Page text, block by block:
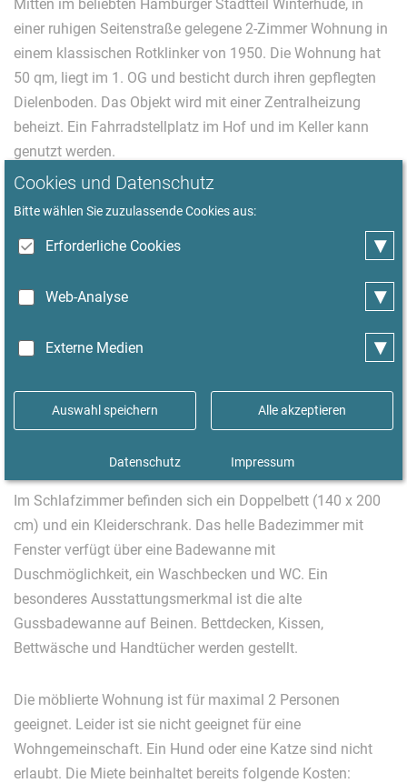
Mitten im beliebten Hamburger Stadtteil Winterhude, in
einer ruhigen Seitenstraße gelegene 2-Zimmer Wohnung in
einem klassischen Rotklinker von 1950. Die Wohnung hat
50 qm, liegt im 1. OG und besticht durch ihren gepflegten
Dielenboden. Das Objekt wird mit einer Zentralheizung
beheizt. Ein Fahrradstellplatz im Hof und im Keller kann
genutzt werden.
Das Wohnzimmer ist gemütlich eingerichtet mit einem
grauem 3-Sitzer Sofa mit Schlaffunktion, einem kleinen
Schreibtisch und einem 55# Smart-TV mit Kabel-
worden, erstrahlt nun im modernen, anthraziten Look und
Gefrierkombination, Geschirrspüler sowie vielen
Toaster. Ein Esstisch mit vier Stühlen bietet Platz zum
Frühstücken und Kaffeetrinken. Des Weiteren gibt es eine
Im Schlafzimmer befinden sich ein Doppelbett (140 x 200
cm) und ein Kleiderschrank. Das helle Badezimmer mit
Fenster verfügt über eine Badewanne mit
Duschmöglichkeit, ein Waschbecken und WC. Ein
besonderes Ausstattungsmerkmal ist die alte
Gussbadewanne auf Beinen. Bettdecken, Kissen,
Bettwäsche und Handtücher werden gestellt.
Die möblierte Wohnung ist für maximal 2 Personen
geeignet. Leider ist sie nicht geeignet für eine
Wohngemeinschaft. Ein Hund oder eine Katze sind nicht
erlaubt. Die Miete beinhaltet bereits folgende Kosten:
Cookies und Datenschutz
Bitte wählen Sie zuzulassende Cookies aus:
Erforderliche Cookies ▾
Web-Analyse ▾
Externe Medien ▾
Auswahl speichern Alle akzeptieren
Datenschutz Impressum